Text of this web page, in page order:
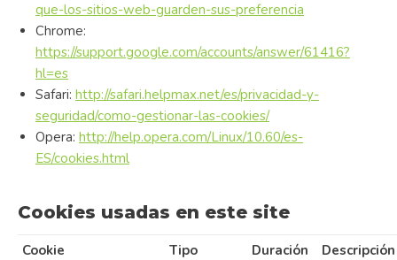
que-los-sitios-web-guarden-sus-preferencia
Chrome:
https://support.google.com/accounts/answer/61416?
hl=es
Safari: http://safari.helpmax.net/es/privacidad-y-
seguridad/como-gestionar-las-cookies/
Opera: http://help.opera.com/Linux/10.60/es-
ES/cookies.html
Cookies usadas en este site
Cookie Tipo Duración
Descripción